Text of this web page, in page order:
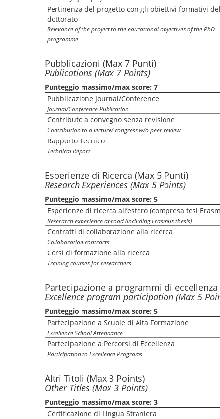
Pertinenza del progetto con gli obiettivi formativi del
dottorato
Relevance of the project to the educational objectives of the PhD
programme
Pubblicazioni (Max 7 Punti)
Publications (Max 7 Points)
Punteggio massimo/max score: 7
Pubblicazione Journal/Conference
Journal/Conference Publication
Contributo a convegno senza revisione
Contribution to a lecture/ congress w/o peer review
Rapporto Tecnico
Technical Report
Esperienze di Ricerca (Max 5 Punti)
Research Experiences (Max 5 Points)
Punteggio massimo/max score: 5
Esperienze di ricerca all’estero (compresa tesi
Reserarch experience abroad (including Erasmus thesis)
Contratti di collaborazione alla ricerca
Collaboration contracts
Corsi di formazione alla ricerca
Training courses for researchers
Partecipazione a programmi di eccellenza
Excellence program participation (Max 5
Punteggio massimo/max score: 5
Partecipazione a Scuole di Alta Formazione
Excellence School Attendance
Partecipazione a Percorsi di Eccellenza
Participation to Excellence Programs
Altri Titoli (Max 3 Points)
Other Titles (Max 3 Points)
Punteggio massimo/max score: 3
Certificazione di Lingua Straniera